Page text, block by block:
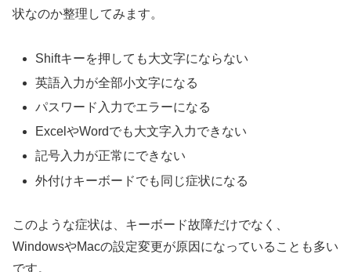
状なのか整理してみます。
Shiftキーを押しても大文字にならない
英語入力が全部小文字になる
パスワード入力でエラーになる
ExcelやWordでも大文字入力できない
記号入力が正常にできない
外付けキーボードでも同じ症状になる
このような症状は、キーボード故障だけでなく、
WindowsやMacの設定変更が原因になっていることも多い
です。